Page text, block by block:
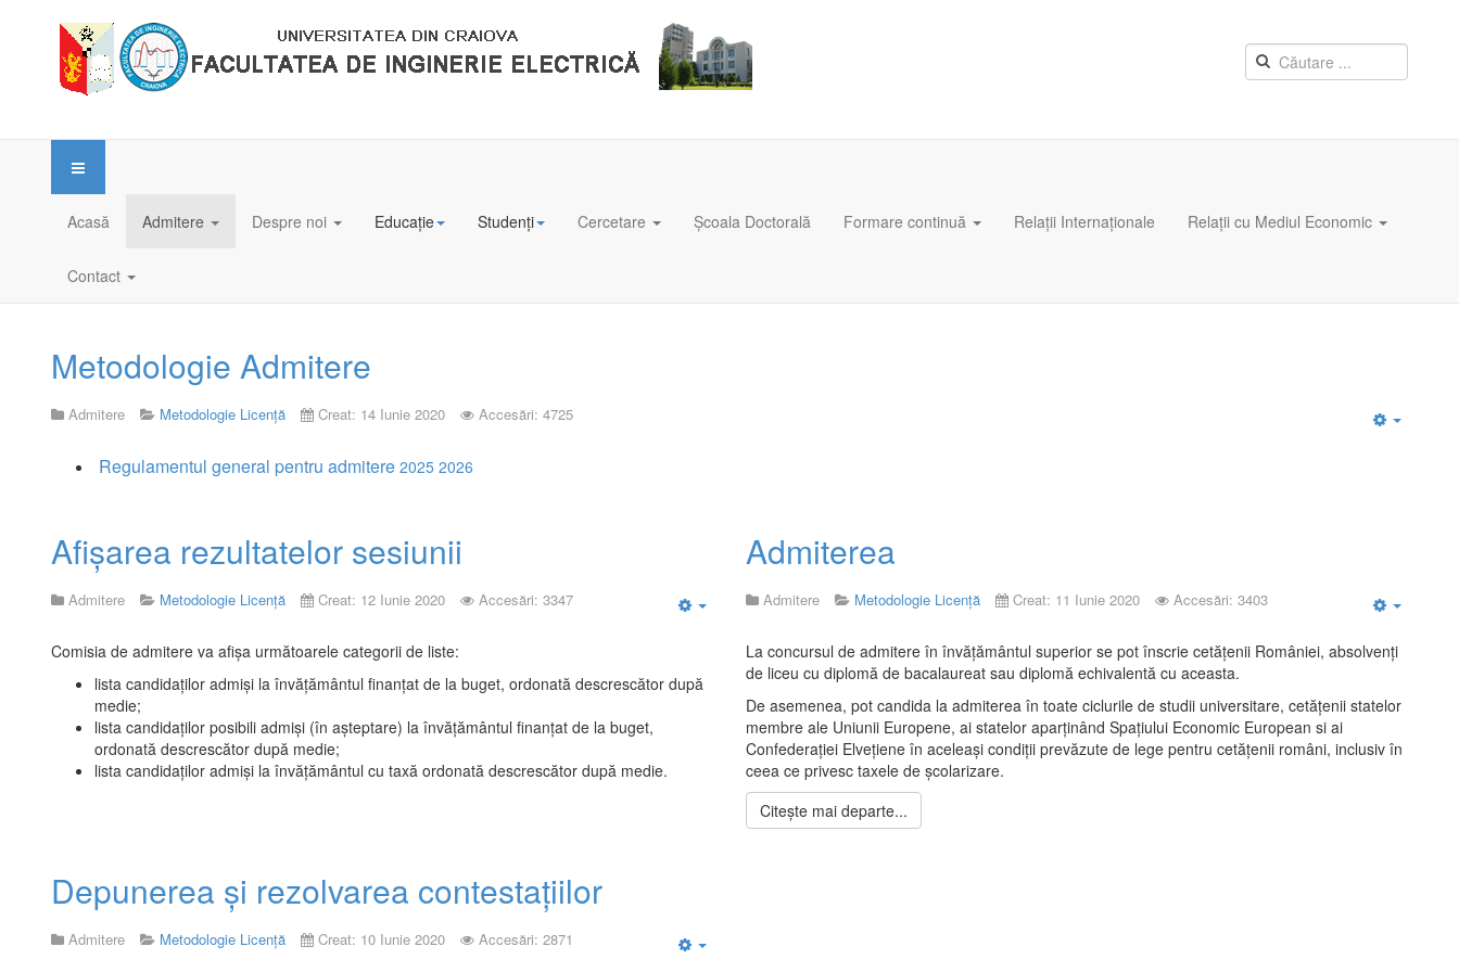
Acasă Admitere Despre noi Educație Studenți Cercetare Școala Doctorală Formare continuă Relații Internaționale Relații cu Mediul Economic
Contact
Metodologie Admitere
Admitere Metodologie Licență Creat: 14 Iunie 2020 Accesări: 4725
Regulamentul general pentru admitere 2025 2026
Afișarea rezultatelor sesiunii
Admitere Metodologie Licență Creat: 12 Iunie 2020 Accesări: 3347
Comisia de admitere va afişa următoarele categorii de liste:
lista candidaţilor admişi la învăţământul finanţat de la buget, ordonată descrescător după
medie;
lista candidaţilor posibili admişi (în aşteptare) la învăţământul finanţat de la buget,
ordonată descrescător după medie;
lista candidaţilor admişi la învăţământul cu taxă ordonată descrescător după medie.
Admiterea
Admitere Metodologie Licență Creat: 11 Iunie 2020 Accesări: 3403
La concursul de admitere în învăţământul superior se pot înscrie cetăţenii României, absolvenţi
de liceu cu diplomă de bacalaureat sau diplomă echivalentă cu aceasta.
De asemenea, pot candida la admiterea în toate ciclurile de studii universitare, cetăţenii statelor
membre ale Uniunii Europene, ai statelor aparţinând Spaţiului Economic European si ai
Confederaţiei Elveţiene în aceleaşi condiţii prevăzute de lege pentru cetăţenii români, inclusiv în
ceea ce privesc taxele de şcolarizare.
Citește mai departe...
Depunerea şi rezolvarea contestaţiilor
Admitere Metodologie Licență Creat: 10 Iunie 2020 Accesări: 2871